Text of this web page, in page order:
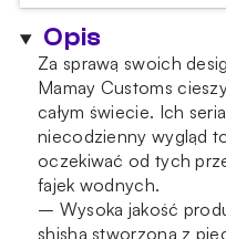
Big
Anod
Black-
Gold
Splash
Opis
Za sprawą swoich
Mamay Customs
całym świecie. Ich
niecodzienny wygląd
oczekiwać od tych
fajek wodnych.
– Wysoka jakość
shisha stworzona z